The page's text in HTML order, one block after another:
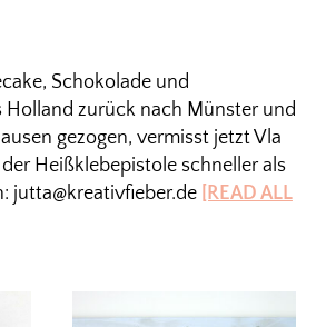
Schokolade und
Holland zurück nach Münster und
gezogen, vermisst jetzt Vla
Heißklebepistole schneller als
jutta@kreativfieber.de [READ ALL